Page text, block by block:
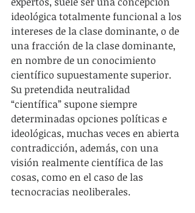
ideológica totalmente funcional a los
intereses de la clase dominante, o de
una fracción de la clase dominante,
en nombre de un conocimiento
científico supuestamente superior.
Su pretendida neutralidad
“científica” supone siempre
determinadas opciones políticas e
ideológicas, muchas veces en abierta
contradicción, además, con una
visión realmente científica de las
cosas, como en el caso de las
tecnocracias neoliberales.